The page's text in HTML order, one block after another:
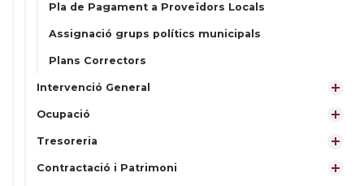
Pla de Pagament a Proveïdors Locals
Assignació grups polítics municipals
Plans Correctors
Intervenció General
Ocupació
Tresoreria
Contractació i Patrimoni